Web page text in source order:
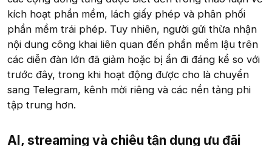
kích hoạt phần mềm, lách giấy phép và phân phối
phần mềm trái phép. Tuy nhiên, người gửi thừa nhận
nội dung công khai liên quan đến phần mềm lậu trên
các diễn đàn lớn đã giảm hoặc bị ẩn đi đáng kể so với
trước đây, trong khi hoạt động được cho là chuyển
sang Telegram, kênh mời riêng và các nền tảng phi
tập trung hơn.
AI, streaming và chiêu tận dụng ưu đãi